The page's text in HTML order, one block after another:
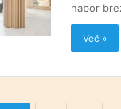
nabor
Več »